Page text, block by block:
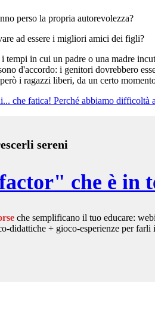
perso la propria autorevolezza?
ad essere i migliori amici dei figli?
tempi in cui un padre o una madre
d'accordo: i genitori dovrebbero
i ragazzi liberi, da un certo
che fatica! Perché abbiamo difficoltà
sereni
che è in
che semplificano il tuo educare:
didattiche + gioco-esperienze per farli